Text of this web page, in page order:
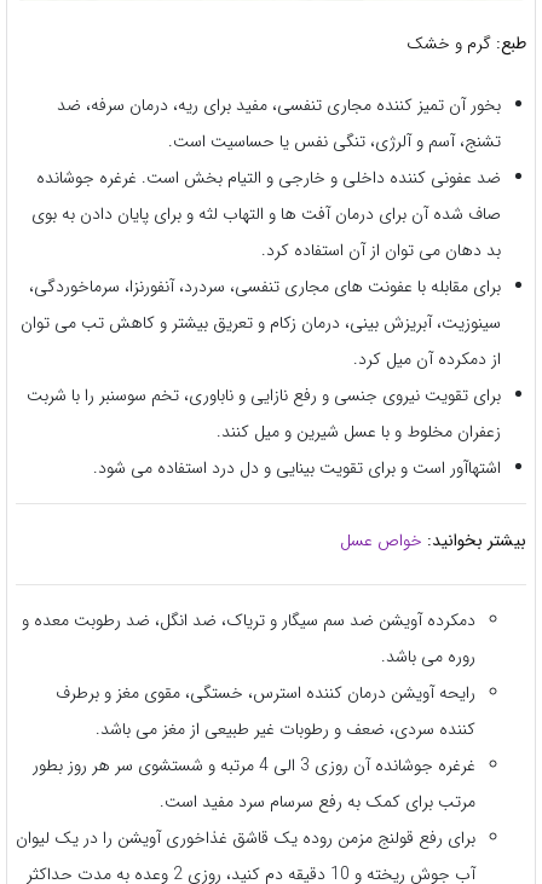
طبع: گرم و خشک
بخور آن تمیز کننده مجاری تنفسی، مفید برای ریه، درمان سرفه، ضد
تشنج، آسم و آلرژی، تنگی نفس یا حساسیت است.
ضد عفونی کننده داخلی و خارجی و التیام بخش است. غرغره جوشانده
صاف شده آن برای درمان آفت ها و التهاب لثه و برای پایان دادن به بوی
بد دهان می توان از آن استفاده کرد.
برای مقابله با عفونت های مجاری تنفسی، سردرد، آنفورنزا، سرماخوردگی،
سینوزیت، آبریزش بینی، درمان زکام و تعریق بیشتر و کاهش تب می توان
از دمکرده آن میل کرد.
برای تقویت نیروی جنسی و رفع نازایی و ناباوری، تخم سوسنبر را با شربت
زعفران مخلوط و با عسل شیرین و میل کنند.
اشتهاآور است و برای تقویت بینایی و دل درد استفاده می شود.
بیشتر بخوانید: خواص عسل
دمکرده آویشن ضد سم سیگار و تریاک، ضد انگل، ضد رطوبت معده و
روره می باشد.
رایحه آویشن درمان کننده استرس، خستگی، مقوی مغز و برطرف
کننده سردی، ضعف و رطوبات غیر طبیعی از مغز می باشد.
غرغره جوشانده آن روزی 3 الی 4 مرتبه و شستشوی سر هر روز بطور
مرتب برای کمک به رفع سرسام سرد مفید است.
برای رفع قولنج مزمن روده یک قاشق غذاخوری آویشن را در یک لیوان
آب جوش ریخته و 10 دقیقه دم کنید، روزی 2 وعده به مدت حداکثر